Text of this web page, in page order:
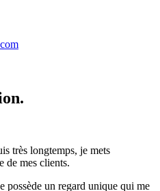
très longtemps, je mets
de mes clients.
possède un regard unique qui me